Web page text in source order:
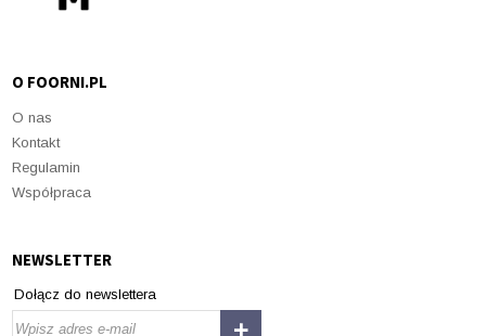
O FOORNI.PL
O nas
Kontakt
Regulamin
Współpraca
NEWSLETTER
Dołącz do newslettera